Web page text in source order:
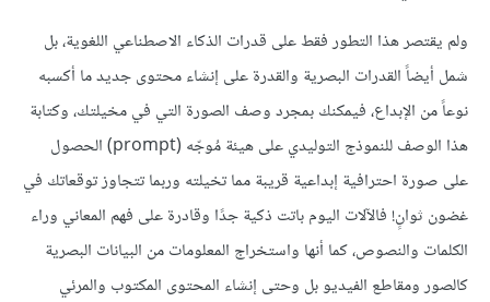
ولم يقتصر هذا التطور فقط على قدرات الذكاء الاصطناعي اللغوية، بل
شمل أيضاً القدرات البصرية والقدرة على إنشاء محتوى جديد ما أكسبه
نوعاً من الإبداع، فيمكنك بمجرد وصف الصورة التي في مخيلتك، وكتابة
هذا الوصف للنموذج التوليدي على هيئة مُوجّه (prompt) الحصول
على صورة احترافية إبداعية قريبة مما تخيلته وربما تتجاوز توقعاتك في
غضون ثوانٍ! فالآلات اليوم باتت ذكية جدًا وقادرة على فهم المعاني وراء
الكلمات والنصوص، كما أنها واستخراج المعلومات من البيانات البصرية
كالصور ومقاطع الفيديو بل وحتى إنشاء المحتوى المكتوب والمرئي